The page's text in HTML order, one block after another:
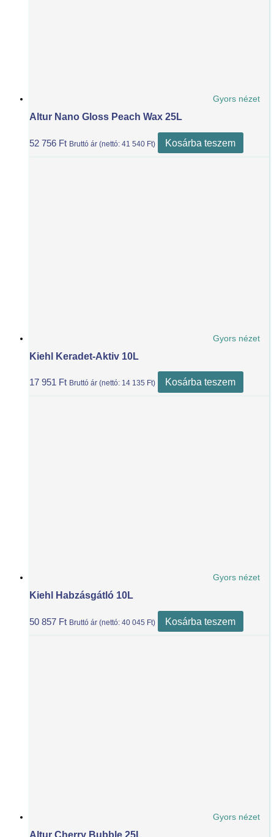
Gyors nézet
Altur Nano Gloss Peach Wax 25L
52 756 Ft Bruttó ár (nettó: 41 540 Ft) Kosárba teszem
Gyors nézet
Kiehl Keradet-Aktiv 10L
17 951 Ft Bruttó ár (nettó: 14 135 Ft) Kosárba teszem
Gyors nézet
Kiehl Habzásgátló 10L
50 857 Ft Bruttó ár (nettó: 40 045 Ft) Kosárba teszem
Gyors nézet
Altur Cherry Bubble 25L